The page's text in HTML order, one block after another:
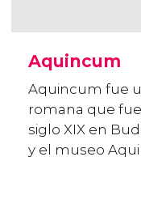
Aquincum
Aquincum fue
romana que
siglo XIX en
y el museo